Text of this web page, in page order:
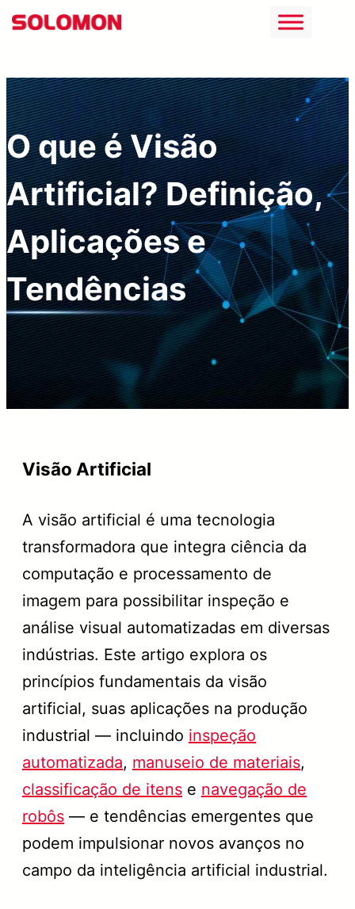
Saltar
o
conteúdo
O que é Visão
Artificial? Definição,
Aplicações e
Tendências
Visão Artificial
A visão artificial é uma tecnologia
transformadora que integra ciência da
computação e processamento de
imagem para possibilitar inspeção e
análise visual automatizadas em diversas
indústrias. Este artigo explora os
princípios fundamentais da visão
artificial, suas aplicações na produção
industrial — incluindo inspeção
automatizada, manuseio de materiais,
classificação de itens e navegação de
robôs — e tendências emergentes que
podem impulsionar novos avanços no
campo da inteligência artificial industrial.